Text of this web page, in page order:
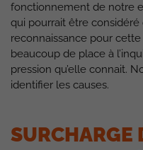
fonctionnement de notre
qui pourrait être
reconnaissance pour
beaucoup de place à
pression qu’elle connait.
identifier les causes.
SURCHARGE